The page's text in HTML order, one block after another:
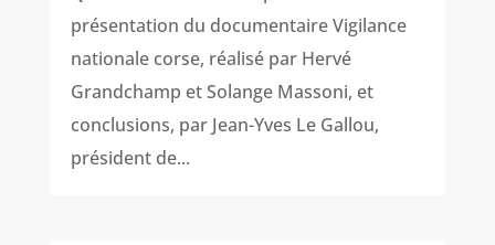
présentation du documentaire Vigilance
nationale corse, réalisé par Hervé
Grandchamp et Solange Massoni, et
conclusions, par Jean-Yves Le Gallou,
président de...